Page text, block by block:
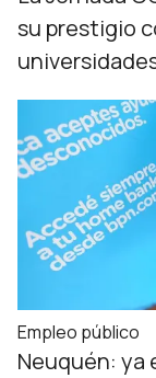
su prestigio
Empleo público
Neuquén: ya